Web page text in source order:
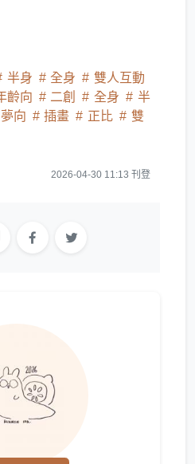
半身 全身
雙人互動
齡向 二創 全身
半
夢向 插畫 正比
雙
2026-04-30 11:13 刊登